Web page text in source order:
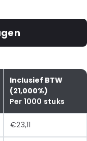
Inclusief BTW
(21,000%)
Per 1000 stuks
€23,11